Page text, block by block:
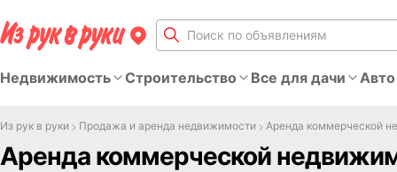
Недвижимость Строительство Все для дачи
Из рук в руки Продажа и аренда недвижимости Аренда коммерческой
Аренда коммерческой